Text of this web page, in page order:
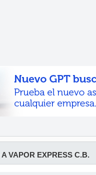
A VAPOR EXPRESS C.B.